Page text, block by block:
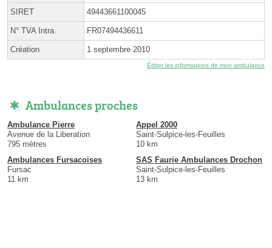
SIRET 49443661100045
N° TVA Intra. FR07494436611
Création 1 septembre 2010
Éditer les informations de mon ambulance
Ambulances proches
Ambulance Pierre
Avenue de la Liberation
795 mètres
Appel 2000
Saint-Sulpice-les-Feuilles
10 km
Ambulances Fursacoises
Fursac
11 km
SAS Faurie Ambulances Drochon
Saint-Sulpice-les-Feuilles
13 km